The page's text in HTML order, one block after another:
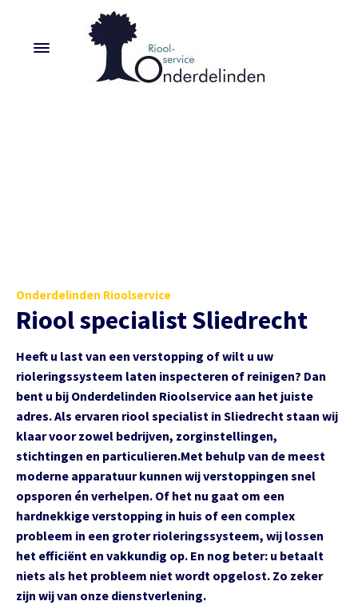
Onderdelinden Rioolservice
Riool specialist Sliedrecht
Heeft u last van een verstopping of wilt u uw
rioleringssysteem laten inspecteren of reinigen? Dan
bent u bij Onderdelinden Rioolservice aan het juiste
adres. Als ervaren riool specialist in Sliedrecht staan wij
klaar voor zowel bedrijven, zorginstellingen,
stichtingen en particulieren.Met behulp van de meest
moderne apparatuur kunnen wij verstoppingen snel
opsporen én verhelpen. Of het nu gaat om een
hardnekkige verstopping in huis of een complex
probleem in een groter rioleringssysteem, wij lossen
het efficiënt en vakkundig op. En nog beter: u betaalt
niets als het probleem niet wordt opgelost. Zo zeker
zijn wij van onze dienstverlening.